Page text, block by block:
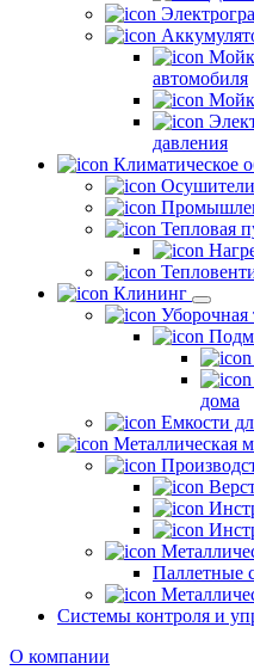
автомобиля
давления
Климатическое
Осушители
Тепловая
Клининг
Уборочная
дома
Емкости
Металлическая
Паллетные
Системы контроля и
О компании